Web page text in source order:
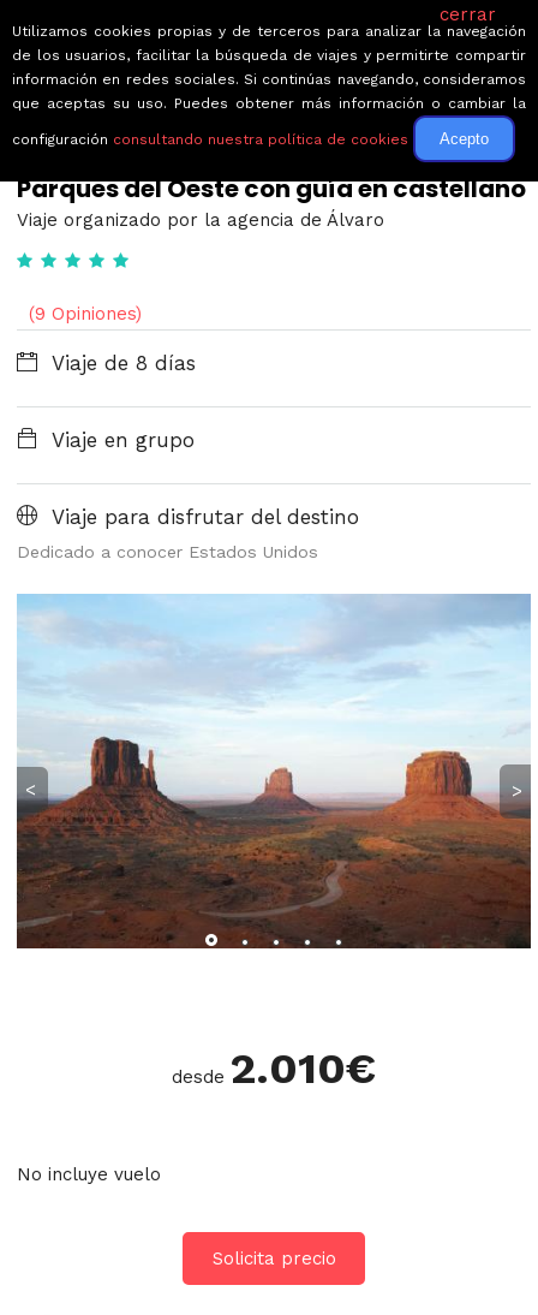
← Volver a Circuitos por Estados Unidos
Parques del Oeste con guía en castellano
Viaje organizado por la agencia de Álvaro
(9 Opiniones)
Viaje de 8 días
Viaje en grupo
Viaje para disfrutar del destino
Dedicado a conocer Estados Unidos
< >
desde 2.010€
No incluye vuelo
Solicita precio
cerrar
Utilizamos cookies propias y de terceros para analizar la navegación
de los usuarios, facilitar la búsqueda de viajes y permitirte compartir
información en redes sociales. Si continúas navegando, consideramos
que aceptas su uso. Puedes obtener más información o cambiar la
configuración consultando nuestra política de cookies Acepto